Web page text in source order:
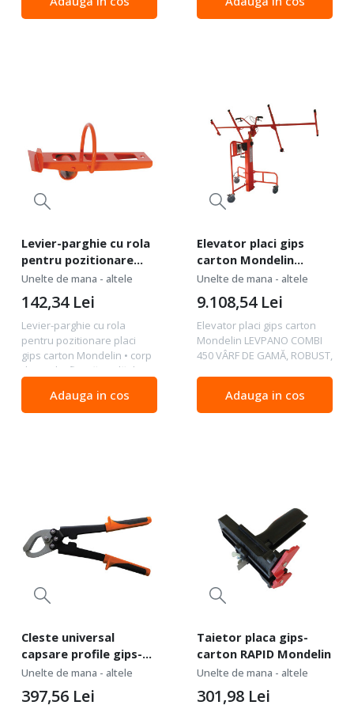
închis impermeabil. piciorul
Levier-parghie cu rola
pentru pozitionare
placi gips carton
Unelte de mana - altele
Levier-parghie cu rola
pentru pozitionare placi
gips carton Mondelin • corp
din oţel. • flanşă rigidă din
piciorul. • prevăzut cu o rolă
care faciliteaza
142,34 Lei
Adauga in cos
Elevator placi gips
carton Mondelin
LEVPANO COMBI 450
Unelte de mana - altele
Elevator placi gips carton
Mondelin LEVPANO COMBI
450 VÂRF DE GAMĂ, ROBUST,
orizontală (m) 4.50 Înălţime
de poziţionare verticală (m)
9.108,54 Lei
Adauga in cos
Cleste universal
capsare profile gips-
carton Mondelin
Unelte de mana - altele
397,56 Lei
Taietor placa gips-
carton RAPID Mondelin
Unelte de mana - altele
301,98 Lei